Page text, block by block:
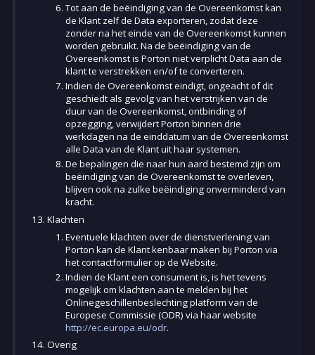
Tot aan de beëindiging van de Overeenkomst kan
de Klant zelf de Data exporteren, zodat deze
zonder na het einde van de Overeenkomst kunnen
worden gebruikt. Na de beëindiging van de
Overeenkomst is Porton niet verplicht Data aan de
klant te verstrekken en/of te converteren.
Indien de Overeenkomst eindigt, ongeacht of dit
geschiedt als gevolg van het verstrijken van de
duur van de Overeenkomst, ontbinding of
opzegging, verwijdert Porton binnen drie
werkdagen na de einddatum van de Overeenkomst
alle Data van de Klant uit haar systemen.
De bepalingen die naar hun aard bestemd zijn om
beëindiging van de Overeenkomst te overleven,
blijven ook na zulke beëindiging onverminderd van
kracht.
Klachten
Eventuele klachten over de dienstverlening van
Porton kan de Klant kenbaar maken bij Porton via
het contactformulier op de Website.
Indien de Klant een consument is, is het tevens
mogelijk om klachten aan te melden bij het
Onlinegeschillenbeslechting platform van de
Europese Commissie (ODR) via haar website
http://ec.europa.eu/odr.
Overig